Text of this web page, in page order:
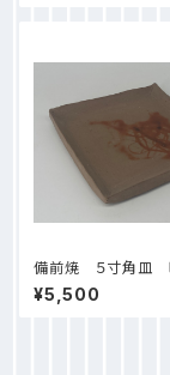
備前焼 ５寸角皿
（１） 紙箱入り
¥5,500